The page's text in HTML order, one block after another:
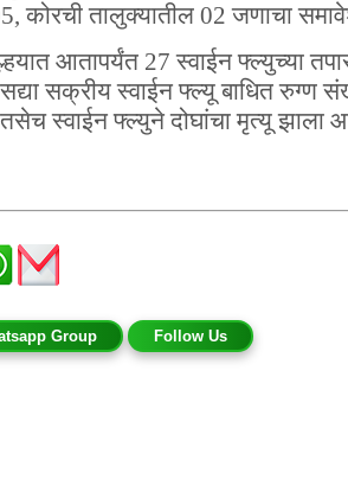
कोरची तालुक्यातील 02 जणाचा
आतापर्यंत 27 स्वाईन फ्ल्युच्या
सक्रीय स्वाईन फ्ल्यू बाधित रुग्ण
स्वाईन फ्ल्युने दोघांचा मृत्यू झाला
Group Follow Us